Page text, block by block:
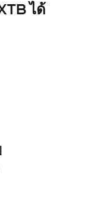
ได้